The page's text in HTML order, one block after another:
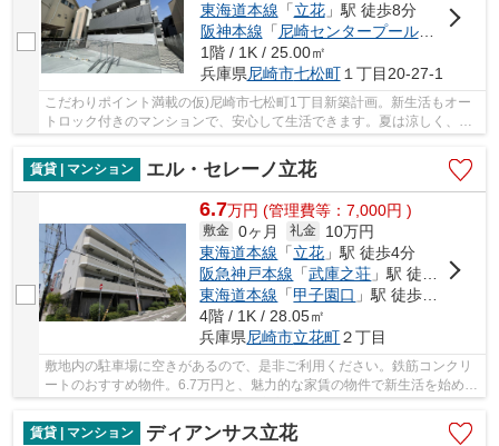
東海道本線 「立花」駅 徒歩8分
阪神本線 「 尼崎センタープール前
」駅 徒
1階 / 1K / 25.00㎡
兵庫県尼崎市七松町１丁目20-27-1
こだわりポイント満載の仮)尼崎市七松町1丁目新築計画。新生活もオー
トロック付きのマンションで、安心して生活できます。夏は涼しく、冬
賃貸 | マンション
エル・セレーノ立花
6.7万円 (管理費等：7,000円 )
敷金 0ヶ月 礼金
10万円
東海道本線 「立花 」駅 徒歩4分
阪急神戸本線 「武庫之荘 」駅 徒歩23分
東海道本線 「甲子園口 」駅 徒歩38分
4階 / 1K / 28.05㎡
兵庫県尼崎市立花町２丁目
敷地内の駐車場に空きがあるので、是非ご利用ください。鉄筋コンクリ
ートのおすすめ物件。6.7万円と、魅力的な家賃の物件で新生活を始めま
せんか。なにかと物騒な世の中でも安心してい...
賃貸 | マンション
ディアンサス立花